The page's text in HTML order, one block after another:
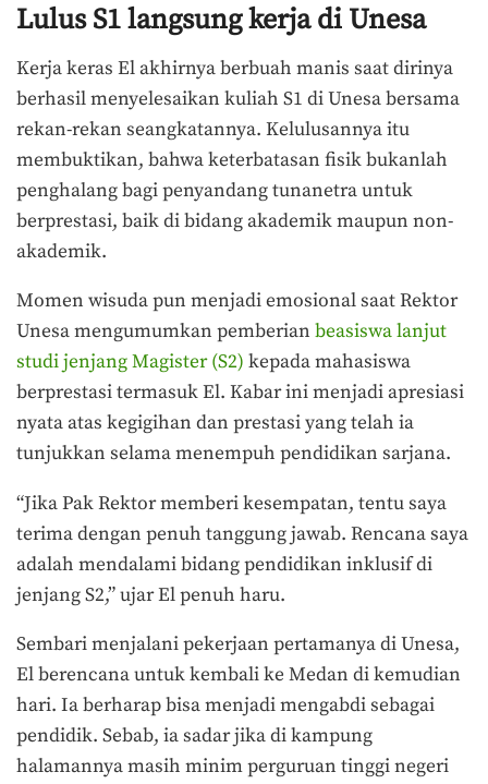
Lulus S1 langsung kerja di Unesa
Kerja keras El akhirnya berbuah manis saat dirinya
berhasil menyelesaikan kuliah S1 di Unesa bersama
rekan-rekan seangkatannya. Kelulusannya itu
membuktikan, bahwa keterbatasan fisik bukanlah
penghalang bagi penyandang tunanetra untuk
berprestasi, baik di bidang akademik maupun non-
akademik.
Momen wisuda pun menjadi emosional saat Rektor
Unesa mengumumkan pemberian beasiswa lanjut
studi jenjang Magister (S2) kepada mahasiswa
berprestasi termasuk El. Kabar ini menjadi apresiasi
nyata atas kegigihan dan prestasi yang telah ia
tunjukkan selama menempuh pendidikan sarjana.
“Jika Pak Rektor memberi kesempatan, tentu saya
terima dengan penuh tanggung jawab. Rencana saya
adalah mendalami bidang pendidikan inklusif di
jenjang S2,” ujar El penuh haru.
Sembari menjalani pekerjaan pertamanya di Unesa,
El berencana untuk kembali ke Medan di kemudian
hari. Ia berharap bisa menjadi mengabdi sebagai
pendidik. Sebab, ia sadar jika di kampung
halamannya masih minim perguruan tinggi negeri